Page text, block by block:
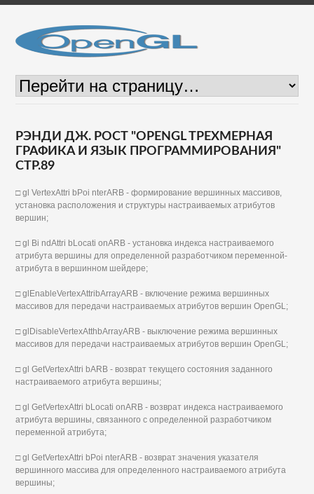
РЭНДИ ДЖ. РОСТ "OPENGL ТРЕХМЕРНАЯ
ГРАФИКА И ЯЗЫК ПРОГРАММИРОВАНИЯ"
СТР.89
□ gl VertexAttri bPoi nterARB - формирование вершинных массивов,
установка расположения и структуры настраиваемых атрибутов
вершин;
□ gl Bi ndAttri bLocati onARB - установка индекса настраиваемого
атрибута вершины для определенной разработчиком переменной-
атрибута в вершинном шейдере;
□ glEnableVertexAttribArrayARB - включение режима вершинных
массивов для передачи настраиваемых атрибутов вершин OpenGL;
□ glDisableVertexAtthbArrayARB - выключение режима вершинных
массивов для передачи настраиваемых атрибутов вершин OpenGL;
□ gl GetVertexAttri bARB - возврат текущего состояния заданного
настраиваемого атрибута вершины;
□ gl GetVertexAttri bLocati onARB - возврат индекса настраиваемого
атрибута вершины, связанного с определенной разработчиком
переменной атрибута;
□ gl GetVertexAttri bPoi nterARB - возврат значения указателя
вершинного массива для определенного настраиваемого атрибута
вершины;